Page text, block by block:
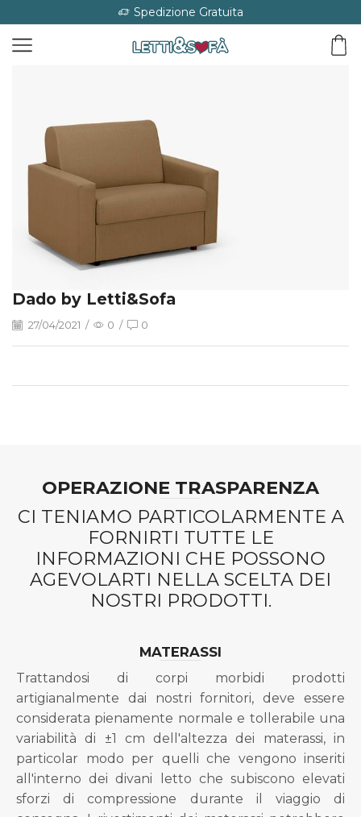
Spedizione Gratuita
Dado by Letti&Sofa
27/04/2021 / 0 / 0
OPERAZIONE TRASPARENZA
CI TENIAMO PARTICOLARMENTE A
FORNIRTI TUTTE LE
INFORMAZIONI CHE POSSONO
AGEVOLARTI NELLA SCELTA DEI
NOSTRI PRODOTTI.
MATERASSI
Trattandosi di corpi morbidi prodotti
artigianalmente dai nostri fornitori, deve essere
considerata pienamente normale e tollerabile una
variabilità di ±1 cm dell'altezza dei materassi, in
particolar modo per quelli che vengono inseriti
all'interno dei divani letto che subiscono elevati
sforzi di compressione durante il viaggio di